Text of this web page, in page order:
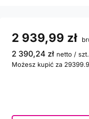
2 939,99 zł
2 390,24 zł netto / szt.
Możesz kupić za